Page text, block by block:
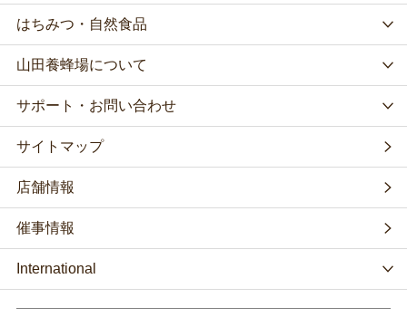
はちみつ・自然食品
山田養蜂場について
サポート・お問い合わせ
サイトマップ
店舗情報
催事情報
International